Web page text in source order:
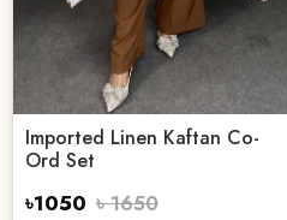
Imported Linen Kaftan Co-
Ord Set
৳1050 ৳ 1650